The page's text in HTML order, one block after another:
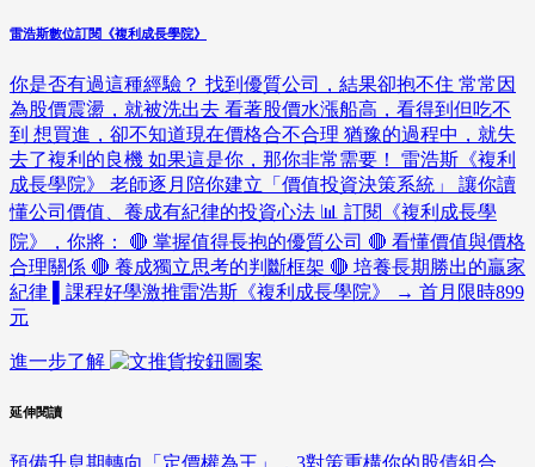
雷浩斯數位訂閱《複利成長學院》
你是否有過這種經驗？ 找到優質公司，結果卻抱不住 常常因
為股價震盪，就被洗出去 看著股價水漲船高，看得到但吃不
到 想買進，卻不知道現在價格合不合理 猶豫的過程中，就失
去了複利的良機 如果這是你，那你非常需要！ 雷浩斯《複利
成長學院》 老師逐月陪你建立「價值投資決策系統」 讓你讀
懂公司價值、養成有紀律的投資心法 📊 訂閱《複利成長學
院》，你將： 🔴 掌握值得長抱的優質公司 🔴 看懂價值與價格
合理關係 🔴 養成獨立思考的判斷框架 🔴 培養長期勝出的贏家
紀律 ▌課程好學激推雷浩斯《複利成長學院》 → 首月限時899
元
進一步了解
延伸閱讀
預備升息期轉向「定價權為王」，3對策重構你的股債組合